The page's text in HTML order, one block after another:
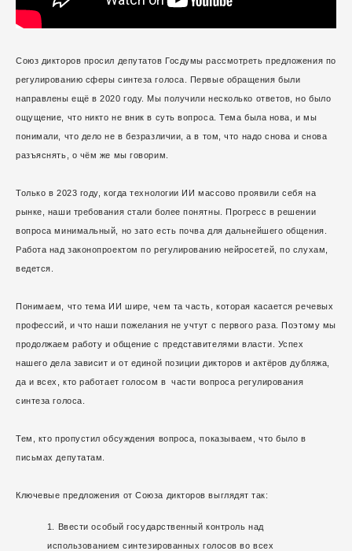
Союз дикторов просил депутатов Госдумы рассмотреть предложения по
регулированию сферы синтеза голоса. Первые обращения были
направлены ещё в 2020 году. Мы получили несколько ответов, но было
ощущение, что никто не вник в суть вопроса. Тема была нова, и мы
понимали, что дело не в безразличии, а в том, что надо снова и снова
разъяснять, о чём же мы говорим.
Только в 2023 году, когда технологии ИИ массово проявили себя на
рынке, наши требования стали более понятны. Прогресс в решении
вопроса минимальный, но зато есть почва для дальнейшего общения.
Работа над законопроектом по регулированию нейросетей, по слухам,
ведется.
Понимаем, что тема ИИ шире, чем та часть, которая касается речевых
профессий, и что наши пожелания не учтут с первого раза. Поэтому мы
продолжаем работу и общение с представителями власти. Успех
нашего дела зависит и от единой позиции дикторов и актёров дубляжа,
да и всех, кто работает голосом в части вопроса регулирования
синтеза голоса.
Тем, кто пропустил обсуждения вопроса, показываем, что было в
письмах депутатам.
Ключевые предложения от Союза дикторов выглядят так:
Ввести особый государственный контроль над
использованием синтезированных голосов во всех